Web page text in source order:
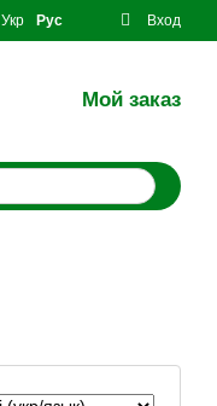
Укр Рус Вход
Мой заказ